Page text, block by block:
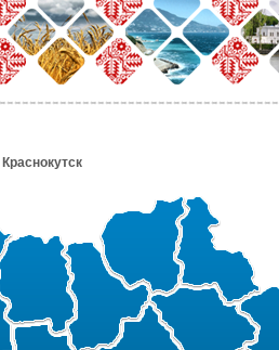
Краснокутск